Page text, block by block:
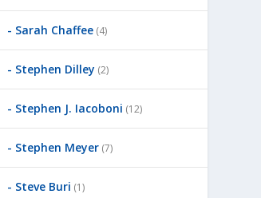
Sarah Chaffee (4)
Stephen Dilley (2)
Stephen J. Iacoboni (12)
Stephen Meyer (7)
Steve Buri (1)